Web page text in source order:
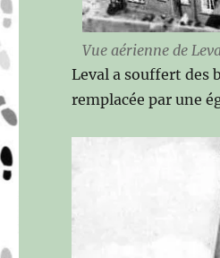
Vue aérienne de
Leval a souffert des
remplacée par une